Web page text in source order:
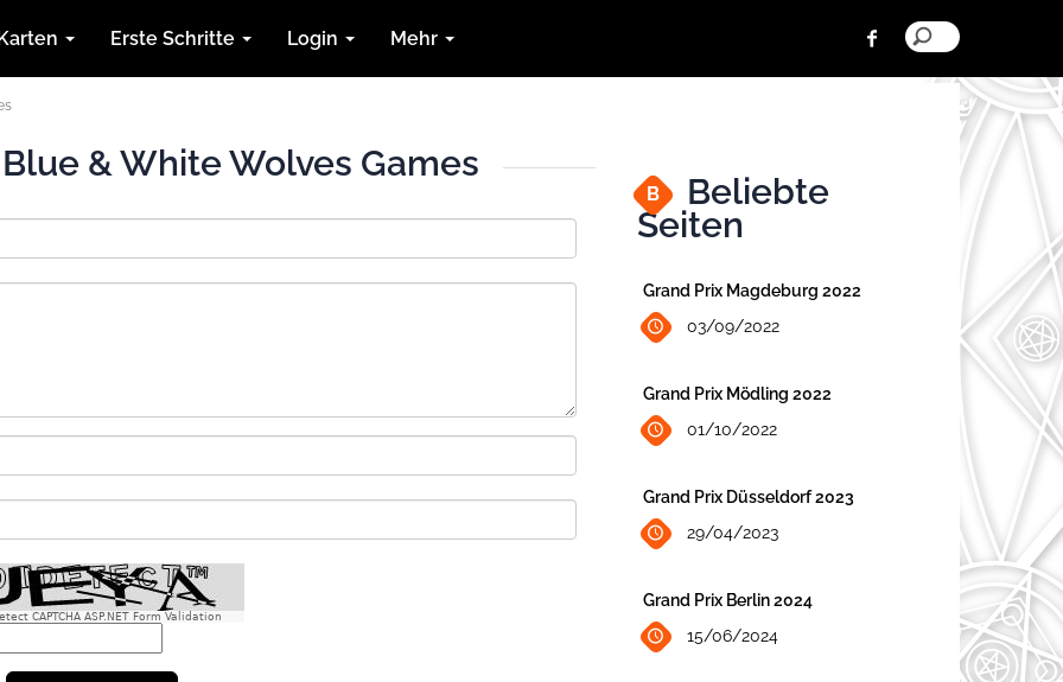
Erste Schritte Login Mehr
& White Wolves Games
CAPTCHA ASP.NET Form Validation
B Beliebte
Seiten
Grand Prix Magdeburg 2022
03/09/2022
Grand Prix Mödling 2022
01/10/2022
Grand Prix Düsseldorf 2023
29/04/2023
Grand Prix Berlin 2024
15/06/2024